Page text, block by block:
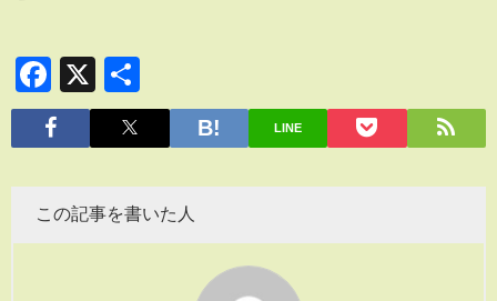
Facebook
X
有
LINE
この記事を書いた人